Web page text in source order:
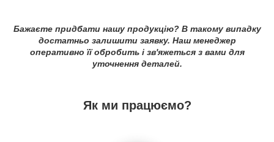
Бажаєте придбати нашу продукцію? В такому випадку
достатньо залишити заявку. Наш менеджер
оперативно її обробить і зв'яжеться з вами для
уточнення деталей.
Як ми працюємо?